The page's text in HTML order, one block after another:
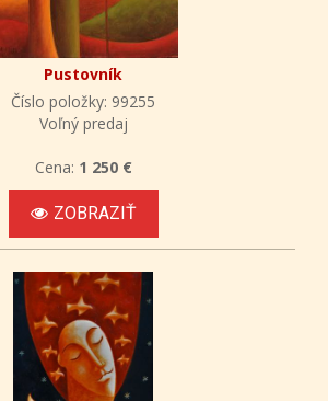
Pustovník
Číslo položky: 99255
Voľný predaj
Cena: 1 250 €
ZOBRAZIŤ